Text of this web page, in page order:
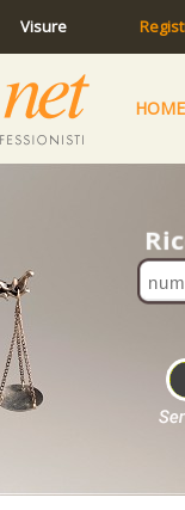
Visure
HOME